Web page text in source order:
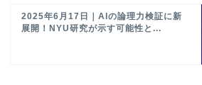
2025年6月17日｜AIの論理力検証に新
展開！NYU研究が示す可能性と...